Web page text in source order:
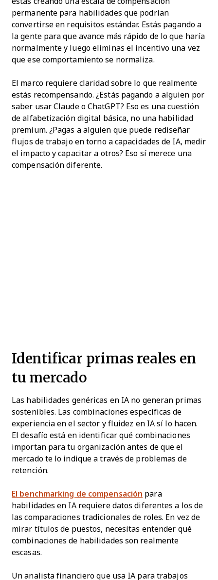
permanente para habilidades que podrían
convertirse en requisitos estándar. Estás pagando a
la gente para que avance más rápido de lo que haría
normalmente y luego eliminas el incentivo una vez
que ese comportamiento se normaliza.
El marco requiere claridad sobre lo que realmente
estás recompensando. ¿Estás pagando a alguien por
saber usar Claude o ChatGPT? Eso es una cuestión
de alfabetización digital básica, no una habilidad
premium. ¿Pagas a alguien que puede rediseñar
flujos de trabajo en torno a capacidades de IA, medir
el impacto y capacitar a otros? Eso sí merece una
compensación diferente.
Identificar primas reales en
tu mercado
Las habilidades genéricas en IA no generan primas
sostenibles. Las combinaciones específicas de
experiencia en el sector y fluidez en IA sí lo hacen.
El desafío está en identificar qué combinaciones
importan para tu organización antes de que el
mercado te lo indique a través de problemas de
retención.
El benchmarking de compensación para
habilidades en IA requiere datos diferentes a los de
las comparaciones tradicionales de roles. En vez de
mirar títulos de puestos, necesitas entender qué
combinaciones de habilidades son realmente
escasas.
Un analista financiero que usa IA para trabajos